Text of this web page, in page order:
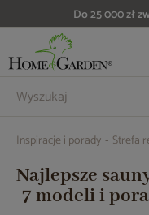
Do 25 000 zł
Inspiracje i porady Strefa
Najlepsze
7 modeli i